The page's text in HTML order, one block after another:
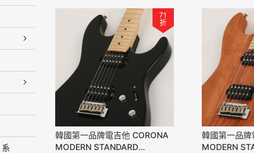
71
折
韓國第一品牌電吉他 CORONA
MODERN STANDARD
韓國第一品
MODERN